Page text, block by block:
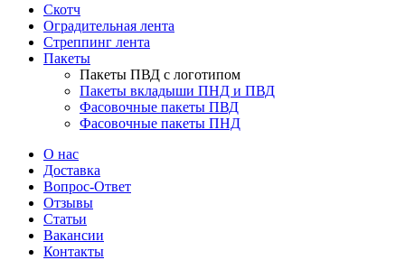
Скотч
Оградительная лента
Стреппинг лента
Пакеты
Пакеты ПВД с логотипом
Пакеты вкладыши ПНД и ПВД
Фасовочные пакеты ПВД
Фасовочные пакеты ПНД
О нас
Доставка
Вопрос-Ответ
Отзывы
Статьи
Вакансии
Контакты